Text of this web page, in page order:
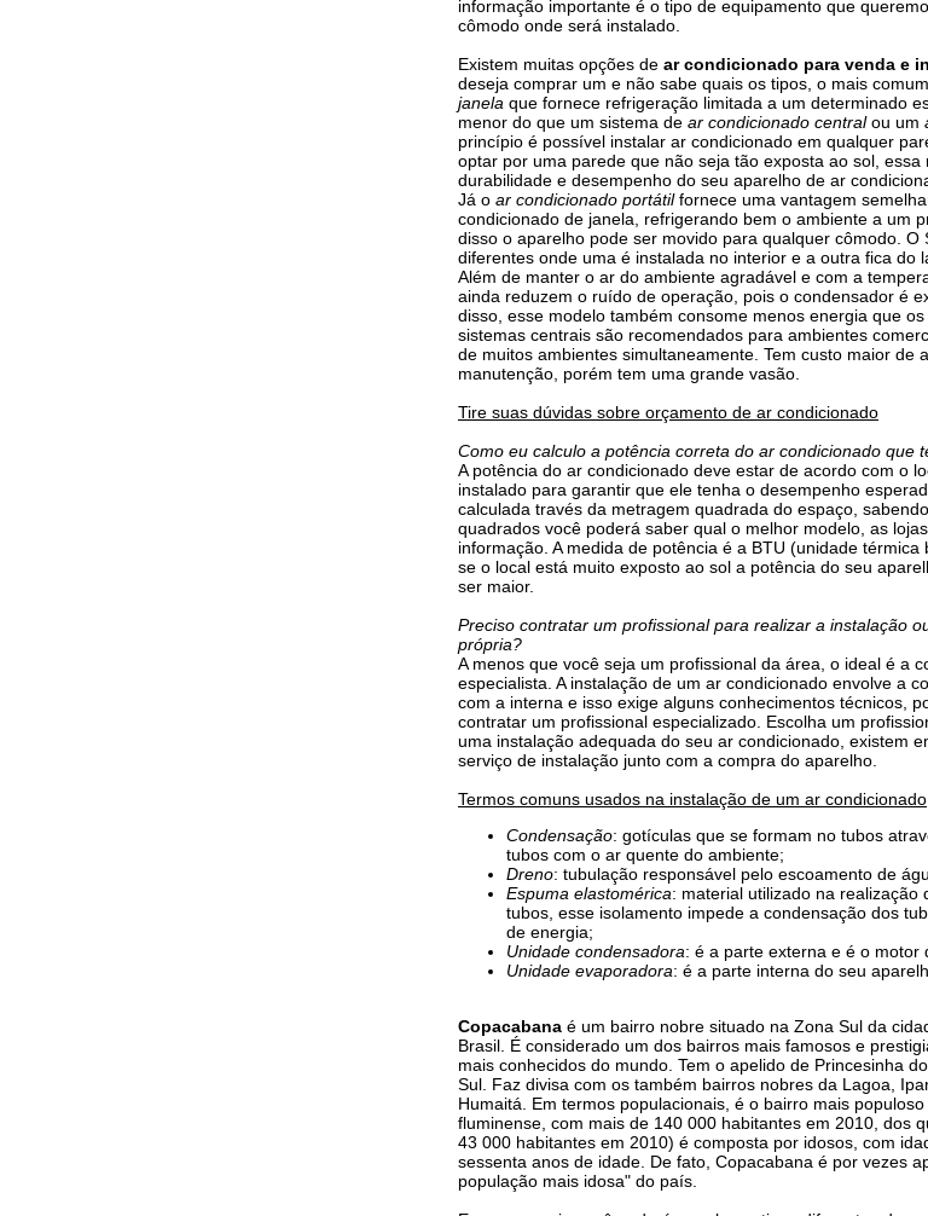
informação importante é o tipo de equipamento que
cômodo onde será instalado.
Existem muitas opções de ar condicionado para venda e
deseja comprar um e não sabe quais os tipos, o mais
janela que fornece refrigeração limitada a um determinado
menor do que um sistema de ar condicionado centralou um
princípio é possível instalar ar condicionado em qualquer
optar por uma parede que não seja tão exposta ao sol, essa
durabilidade e desempenho do seu aparelho de ar
Já o ar condicionado portátilfornece uma vantagem
condicionado de janela, refrigerando bem o ambiente a um
disso o aparelho pode ser movido para qualquer cômodo. O
diferentes onde uma é instalada no interior e a outra fica do
Além de manter o ar do ambiente agradável e com a
ainda reduzem o ruído de operação, pois o condensador é
disso, esse modelo também consome menos energia que
sistemas centrais são recomendados para ambientes
de muitos ambientes simultaneamente. Tem custo maior de
manutenção, porém tem uma grande vasão.
Tire suas dúvidas sobre orçamento de ar condicionado
Como eu calculo a potência correta do ar condicionado que
A potência do ar condicionado deve estar de acordo com o
instalado para garantir que ele tenha o desempenho
calculada través da metragem quadrada do espaço,
quadrados você poderá saber qual o melhor modelo, as
informação. A medida de potência é a BTU (unidade
se o local está muito exposto ao sol a potência do seu
ser maior.
Preciso contratar um profissional para realizar a instalação
própria?
A menos que você seja um profissional da área, o ideal é a
especialista. A instalação de um ar condicionado envolve a
com a interna e isso exige alguns conhecimentos técnicos,
contratar um profissional especializado. Escolha um
uma instalação adequada do seu ar condicionado, existem
serviço de instalação junto com a compra do aparelho.
Termos comuns usados na instalação de um ar condicionado
Condensação: gotículas que se formam no tubos
tubos com o ar quente do ambiente;
Dreno: tubulação responsável pelo escoamento de
Espuma elastomérica: material utilizado na realização
tubos, esse isolamento impede a condensação dos
de energia;
Unidade condensadora: é a parte externa e é o motor
Unidade evaporadora: é a parte interna do seu
Copacabana é um bairro nobre situado na Zona Sul da
Brasil. É considerado um dos bairros mais famosos e
mais conhecidos do mundo. Tem o apelido de Princesinha
Sul. Faz divisa com os também bairros nobres da Lagoa,
Humaitá. Em termos populacionais, é o bairro mais
fluminense, com mais de 140 000 habitantes em 2010, dos
43 000 habitantes em 2010) é composta por idosos, com
sessenta anos de idade. De fato, Copacabana é por vezes
população mais idosa" do país.